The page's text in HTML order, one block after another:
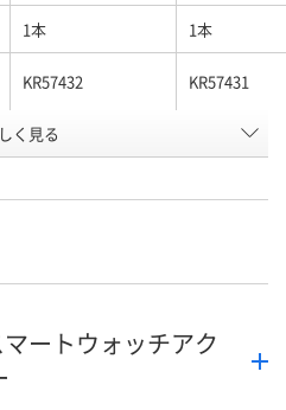
1本 1本
KR57432 KR57431
直送品
く見る
ートウォッチアク